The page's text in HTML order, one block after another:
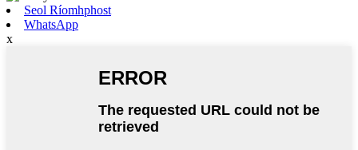
Seol Ríomhphost
WhatsApp
x